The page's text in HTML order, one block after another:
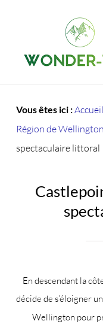
Vous êtes ici :Accueil
Région de Wellington
spectaculaire littoral
En descendant la
décide de s’éloigner
Wellington pour